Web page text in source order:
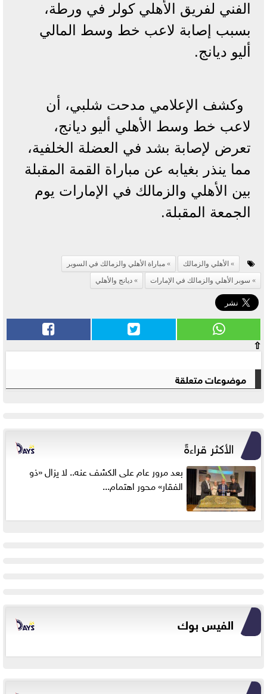
الفني لفريق الأهلي كولر في ورطة،
بسبب إصابة لاعب خط وسط المالي
أليو ديانج.
وكشف الإعلامي مدحت شلبي، أن
لاعب خط وسط الأهلي أليو ديانج،
تعرض لإصابة بشد في العضلة الخلفية،
مما ينذر بغيابه عن مباراة القمة المقبلة
بين الأهلي والزمالك في الإمارات يوم
الجمعة المقبلة.
الأهلي والزمالك
مباراة الأهلي والزمالك في السوبر
سوبر الأهلي والزمالك في الإمارات
ديانج والأهلي
⇧
موضوعات متعلقة
الأكثر قراءةً
بعد مرور عام على الكشف عنه.. لا يزال «ذو
الفقار» محور اهتمام...
الفيس بوك